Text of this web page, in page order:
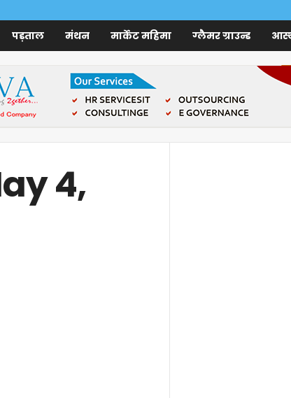
पड़ताल मंथन मार्केट महिमा ग्लैमर ग्राउन्ड
4,